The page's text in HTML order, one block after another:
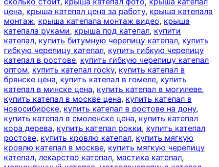
цена, крыша катепал цена за работу, крыша катепала
монтаж, крыша катепала монтаж видео, крыша
катепала руками, крыша под катепал, купити
катепал, купить битумную черепицу катепал, купить
гибкую черепицу катепал, купить гибкую черепицу
катепал в ростове, купить гибкую черепицу катепал
оптом, купить катепал rocky, купить катепал в
брянске цена, купить катепал в гомеле, купить
катепал в минске цена, купить катепал в могилеве,
купить катепал в москве цена, купить катепал в
новосибирске, купить катепал в ростове на дону,
купить катепал в смоленске цена, купить катепал
кора дерева, купить катепал рокки, купить катепал
ростове, купить кровлю катепал, купить мягкую
кровлю катепал в москве, купить мягкую черепицу
катепал, лекарство катепал, мастика катепал,